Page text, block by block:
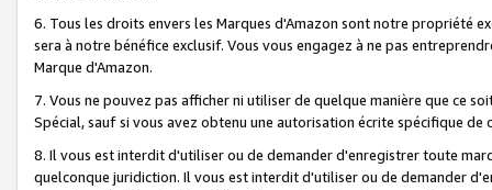
6. Tous les droits envers les Marques d'Amazon sont notre propriété
sera à notre bénéfice exclusif. Vous vous engagez à ne pas
Marque d'Amazon.
7. Vous ne pouvez pas afficher ni utiliser de quelque manière que ce
Spécial, sauf si vous avez obtenu une autorisation écrite spécifique de
8. Il vous est interdit d'utiliser ou de demander d'enregistrer toute
quelconque juridiction. Il vous est interdit d'utiliser ou de demander